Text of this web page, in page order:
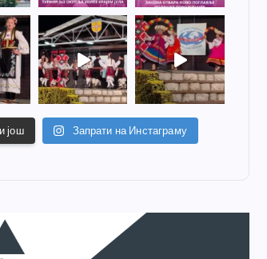
још Запрати на Инстаграму